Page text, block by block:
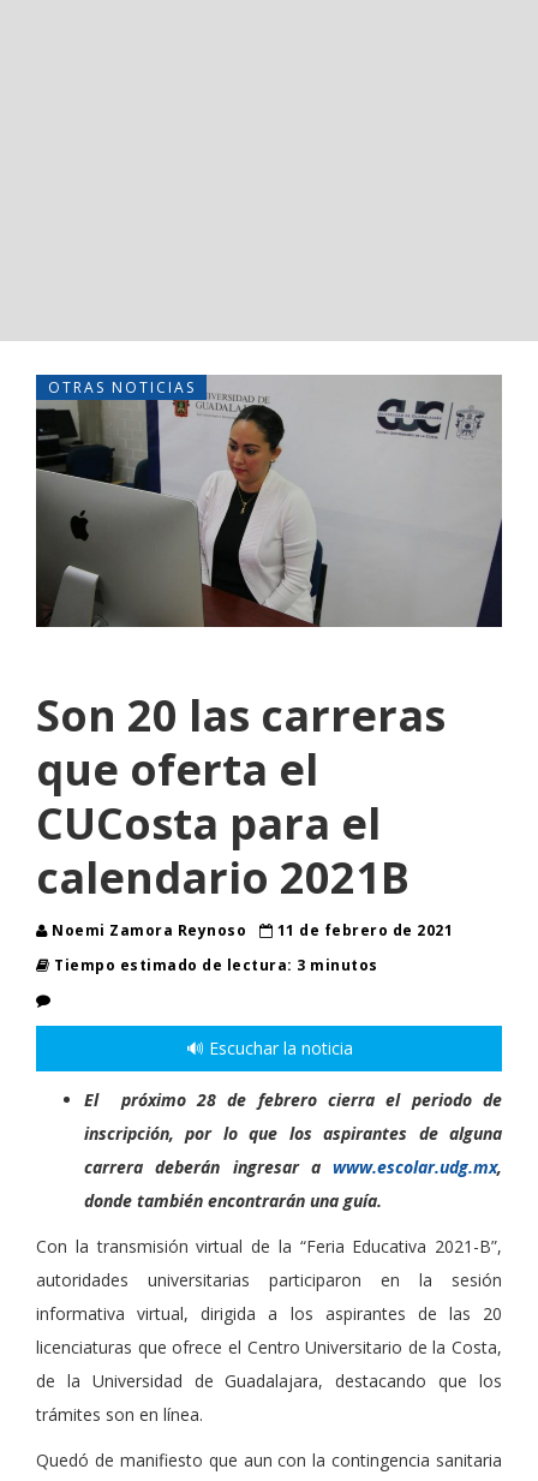
OTRAS NOTICIAS
Son 20 las carreras
que oferta el
CUCosta para el
calendario 2021B
Noemi Zamora Reynoso
11 de febrero de 2021
Tiempo estimado de lectura: 3 minutos
🔊 Escuchar la noticia
El próximo 28 de febrero cierra el periodo de
inscripción, por lo que los aspirantes de alguna
carrera deberán ingresar a www.escolar.udg.mx,
donde también encontrarán una guía.
Con la transmisión virtual de la “Feria Educativa 2021-B”,
autoridades universitarias participaron en la sesión
informativa virtual, dirigida a los aspirantes de las 20
licenciaturas que ofrece el Centro Universitario de la Costa,
de la Universidad de Guadalajara, destacando que los
trámites son en línea.
Quedó de manifiesto que aun con la contingencia sanitaria